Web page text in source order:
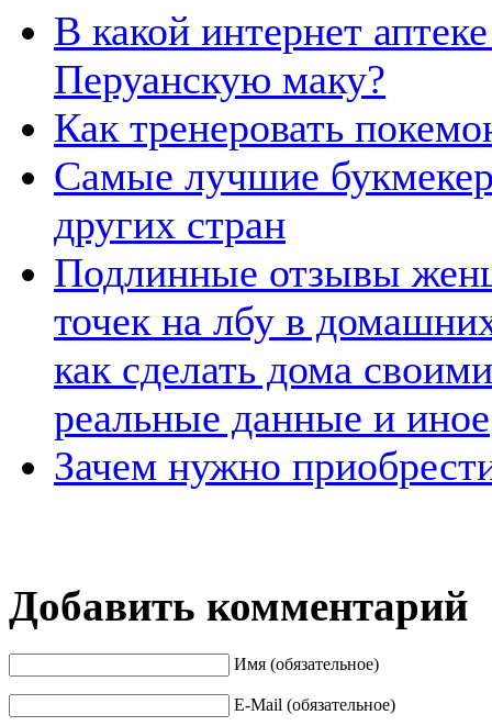
В какой интернет
Перуанскую маку?
Как тренеровать
Самые лучшие
других стран
Подлинные отзывы
точек на лбу в
как сделать дома
реальные данные и иное
Зачем нужно
Добавить комментарий
Имя (обязательное)
E-Mail (обязательное)